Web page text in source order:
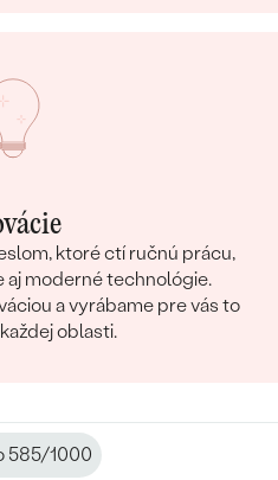
ktoré ctí ručnú prácu,
aj moderné technológie.
a vyrábame pre vás to
oblasti.
585/1000